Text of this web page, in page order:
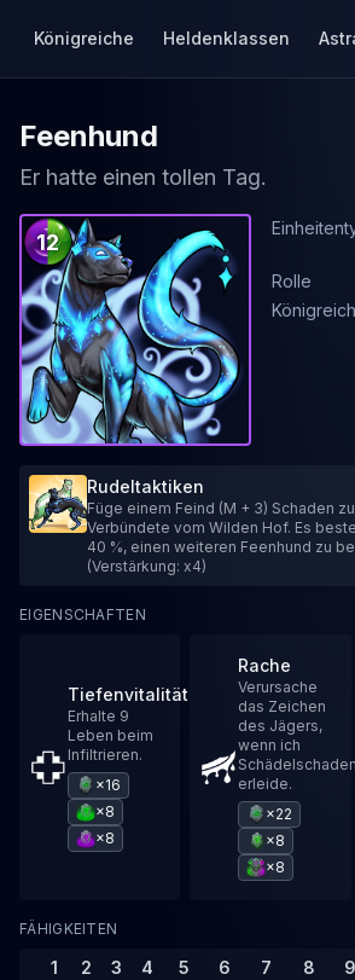
Königreiche Heldenklassen
Feenhund
Er hatte einen tollen Tag.
12
Rolle
Königreich
Rudeltaktiken
Füge einem Feind (M + 3) Schaden
Verbündete vom Wilden Hof. Es
40 %, einen weiteren Feenhund zu
(Verstärkung: x4)
EIGENSCHAFTEN
Tiefenvitalität
Erhalte 9
Leben beim
Infiltrieren.
×16
×8
×8
Rache
Verursache
das Zeichen
des Jägers,
wenn ich
Schädelschaden
erleide.
×22
×8
×8
FÄHIGKEITEN
1 2 3 4 5 6 7 8 9